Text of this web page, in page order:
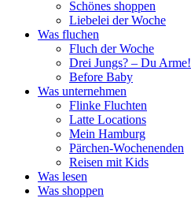
Schönes shoppen
Liebelei der Woche
Was fluchen
Fluch der Woche
Drei Jungs? – Du Arme!
Before Baby
Was unternehmen
Flinke Fluchten
Latte Locations
Mein Hamburg
Pärchen-Wochenenden
Reisen mit Kids
Was lesen
Was shoppen